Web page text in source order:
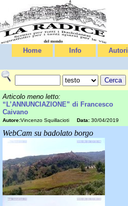
Home Info Autori
Articolo meno letto:
“L’ANNUNCIAZIONE” di Francesco
Caivano
Autore:Vincenzo Squillacioti Data: 30/04/2019
WebCam su badolato borgo